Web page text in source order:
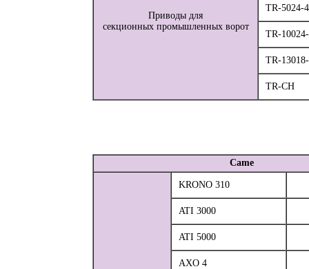
Приводы для
секционных промышленных ворот
TR-5024-
TR-
TR-
TR-CH
Came
KRONO 310
ATI 3000
ATI 5000
AXO 4